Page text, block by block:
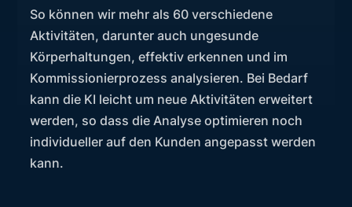
So können wir mehr als 60 verschiedene
Aktivitäten, darunter auch ungesunde
Körperhaltungen, effektiv erkennen und im
Kommissionierprozess analysieren. Bei Bedarf
kann die KI leicht um neue Aktivitäten erweitert
werden, so dass die Analyse optimieren noch
individueller auf den Kunden angepasst werden
kann.